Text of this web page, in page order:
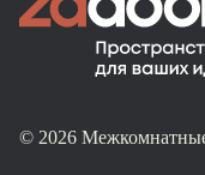
© 2026